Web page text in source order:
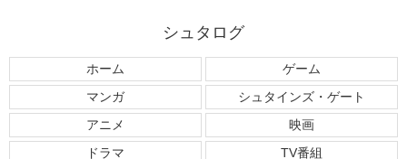
シュタログ
ホーム
ゲーム
マンガ
シュタインズ・ゲート
アニメ
映画
ドラマ
TV番組